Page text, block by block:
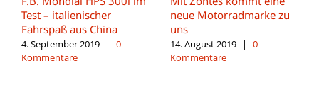
Test – italienischer
Fahrspaß aus China
4. September 2019 |
0
Kommentare
neue Motorradmarke zu
uns
14. August 2019 |
0
Kommentare